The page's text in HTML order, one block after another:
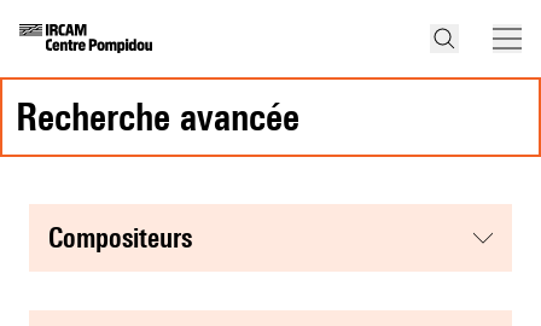
recherche avancée
compositeurs